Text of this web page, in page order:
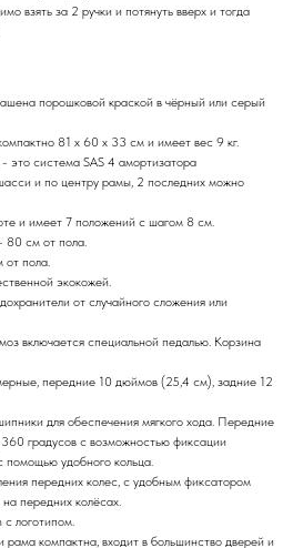
взять за 2 ручки и потянуть вверх и тогда
порошковой краской в чёрный или серый
81 х 60 х 33 см и имеет вес 9 кг.
это система SAS 4 амортизатора
и по центру рамы, 2 последних можно
и имеет 7 положений с шагом 8 см.
80 см от пола.
от пола.
экокожей.
от случайного сложения или
включается специальной педалью. Корзина
передние 10 дюймов (25,4 см), задние 12
для обеспечения мягкого хода. Передние
градусов с возможностью фиксации
помощью удобного кольца.
передних колес, с удобным фиксатором
передних колёсах.
логотипом.
компактна, входит в большинство дверей и